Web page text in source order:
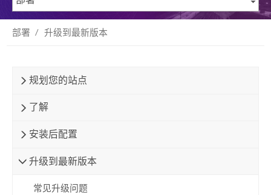
部署 升级到最新版本
规划您的站点
了解
安装后配置
升级到最新版本
常见升级问题